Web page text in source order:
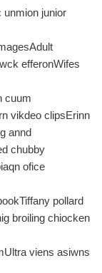
unmion junior
efferonWifes
cuum
vikdeo clipsErinn
annd
chubby
ofice
pollard
broiling chiocken
viens asiwns